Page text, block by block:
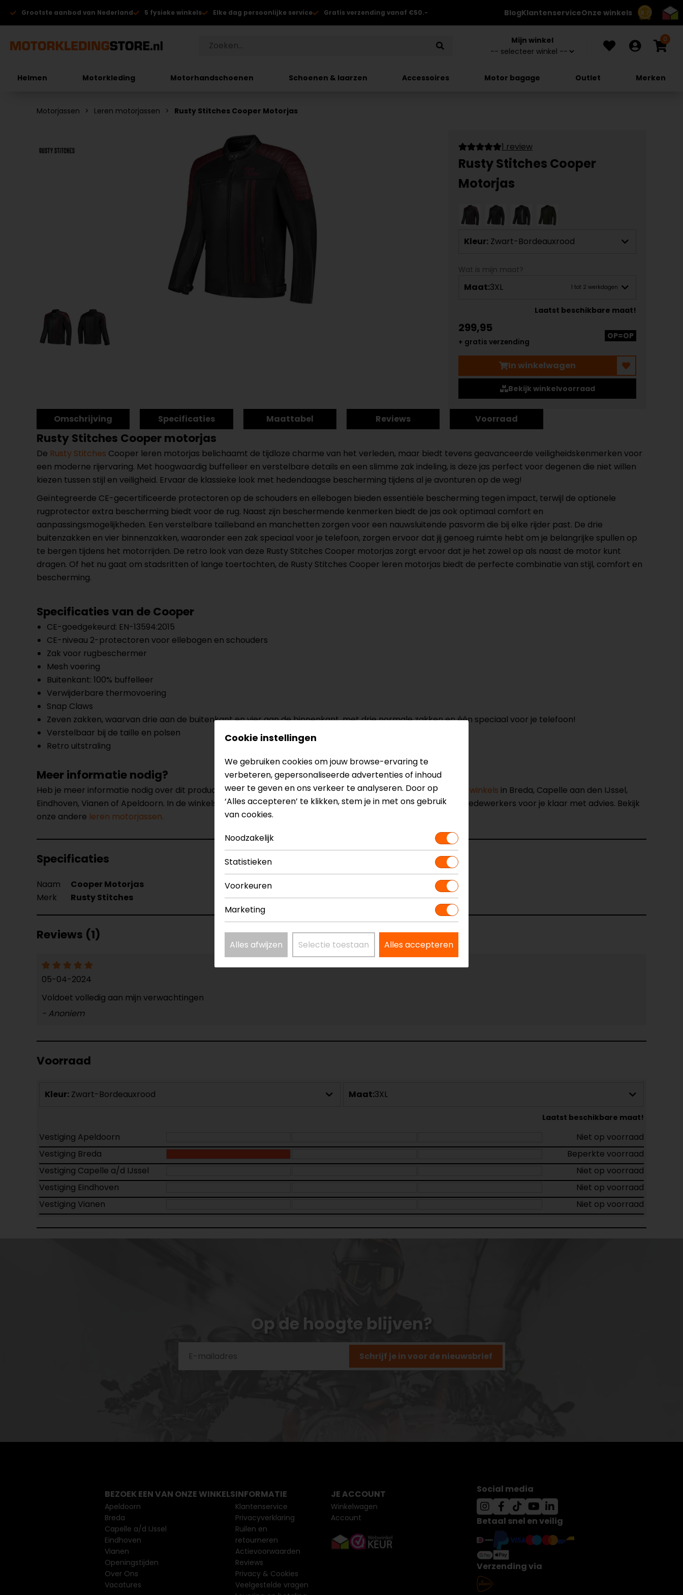
8.7
Grootste aanbod van Nederland 5 fysieke winkels Elke dag persoonlijke service Gratis verzending vanaf €50.- BlogKlantenserviceOnze winkels
Mijn winkel 0
Helmen Motorkleding Motorhandschoenen Schoenen & laarzen Accessoires Motor bagage Outlet Merken
Motorjassen Leren motorjassen Rusty Stitches Cooper Motorjas
1 review
Rusty Stitches Cooper
Motorjas
Kleur: Zwart-Bordeauxrood
Wat is mijn maat?
Maat:3XL 1 tot 2 werkdagen
Laatst beschikbare maat!
299,95
+ gratis verzending
OP=OP
In winkelwagen
Bekijk winkelvoorraad
Omschrijving Specificaties Maattabel Reviews Voorraad
Rusty Stitches Cooper motorjas
De Rusty Stitches Cooper leren motorjas belichaamt de tijdloze charme van het verleden, maar biedt tevens geavanceerde veiligheidskenmerken voor
een moderne rijervaring. Met hoogwaardig buffelleer en verstelbare details en een slimme zak indeling, is deze jas perfect voor degenen die niet willen
kiezen tussen stijl en veiligheid. Ervaar de klassieke look met hedendaagse bescherming tijdens al je avonturen op de weg!
Geïntegreerde CE-gecertificeerde protectoren op de schouders en ellebogen bieden essentiële bescherming tegen impact, terwijl de optionele
rugprotector extra bescherming biedt voor de rug. Naast zijn beschermende kenmerken biedt de jas ook optimaal comfort en
aanpassingsmogelijkheden. Een verstelbare tailleband en manchetten zorgen voor een nauwsluitende pasvorm die bij elke rijder past. De drie
buitenzakken en vier binnenzakken, waaronder een zak speciaal voor je telefoon, zorgen ervoor dat jij genoeg ruimte hebt om je belangrijke spullen op
te bergen tijdens het motorrijden. De retro look van deze Rusty Stitches Cooper motorjas zorgt ervoor dat je het zowel op als naast de motor kunt
dragen. Of het nu gaat om stadsritten of lange toertochten, de Rusty Stitches Cooper leren motorjas biedt de perfecte combinatie van stijl, comfort en
bescherming.
Specificaties van de Cooper
CE-goedgekeurd: EN-13594:2015
CE-niveau 2-protectoren voor ellebogen en schouders
Zak voor rugbeschermer
Mesh voering
Buitenkant: 100% buffelleer
Verwijderbare thermovoering
Snap Claws
Zeven zakken, waarvan drie aan de buitenkant en vier aan de binnenkant, met drie normale zakken en één speciaal voor je telefoon!
Verstelbaar bij de taille en polsen
Retro uitstraling
Meer informatie nodig?
Heb je meer informatie nodig over dit product? Neem dancontactmet ons op of kom langs in één van onze winkels in Breda, Capelle aan den IJssel,
Eindhoven, Vianen of Apeldoorn. In de winkels kun je het product bekijken & passen en staan onze verkoopmedewerkers voor je klaar met advies. Bekijk
onze andere leren motorjassen.
Specificaties
Naam Cooper Motorjas
Merk
Rusty Stitches Kleur Zwart-Bordeauxrood
Reviews (1)
05-04-2024
Voldoet volledig aan mijn verwachtingen
- Anoniem
Voorraad
Kleur: Zwart-Bordeauxrood Maat:3XL
Laatst beschikbare maat!
Vestiging Apeldoorn
Niet op voorraad
Vestiging Breda
Beperkte voorraad
Vestiging Capelle a/d IJssel
Niet op voorraad
Vestiging Eindhoven
Niet op voorraad
Vestiging Vianen
Niet op voorraad
Op de hoogte blijven?
Schrijf je in voor de nieuwsbrief
Cookie instellingen
We gebruiken cookies om jouw browse-ervaring te
verbeteren, gepersonaliseerde advertenties of inhoud
weer te geven en ons verkeer te analyseren. Door op
‘Alles accepteren’ te klikken, stem je in met ons gebruik
van cookies.
Noodzakelijk
Statistieken
Voorkeuren
Marketing
Alles afwijzen Selectie toestaan Alles accepteren
BEZOEK EEN VAN ONZE WINKELS
Apeldoorn
Breda
Capelle a/d IJssel
Eindhoven
Vianen
Openingstijden
Over Ons
Vacatures
INFORMATIE
Klantenservice
Privacyverklaring
Ruilen en
retourneren
Actievoorwaarden
Reviews
Privacy & Cookies
Veelgestelde vragen
JE ACCOUNT
Winkelwagen
Account
Social media
Betaal snel en veilig
Verzending via